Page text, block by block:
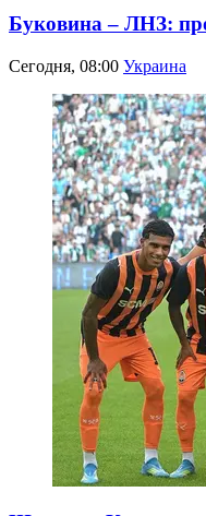
Буковина – ЛНЗ:
Сегодня, 08:00 Украина